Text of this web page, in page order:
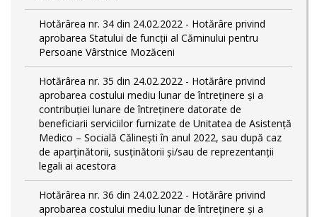
Hotărârea nr. 34 din 24.02.2022 - Hotărâre privind
aprobarea Statului de funcţii al Căminului pentru
Persoane Vârstnice Mozăceni
Hotărârea nr. 35 din 24.02.2022 - Hotărâre privind
aprobarea costului mediu lunar de întreținere și a
contribuției lunare de întreținere datorate de
beneficiarii serviciilor furnizate de Unitatea de Asistență
Medico – Socială Călineşti în anul 2022, sau după caz
de aparținătorii, susținătorii și/sau de reprezentanții
legali ai acestora
Hotărârea nr. 36 din 24.02.2022 - Hotărâre privind
aprobarea costului mediu lunar de întreținere și a